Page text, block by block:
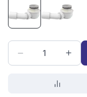
ALCA PLAST
ALCA